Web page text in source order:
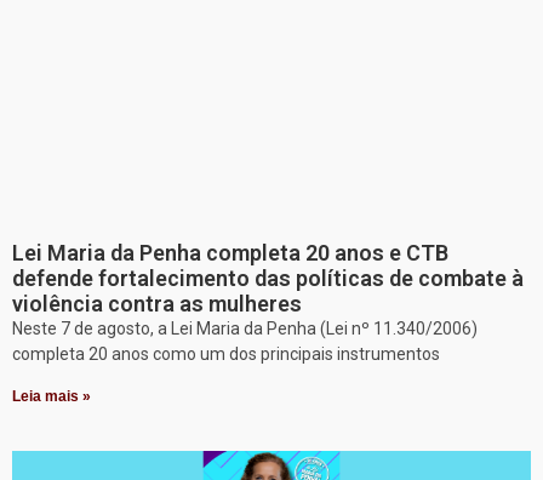
Lei Maria da Penha completa 20 anos e CTB
defende fortalecimento das políticas de combate à
violência contra as mulheres
Neste 7 de agosto, a Lei Maria da Penha (Lei nº 11.340/2006)
completa 20 anos como um dos principais instrumentos
Leia mais »